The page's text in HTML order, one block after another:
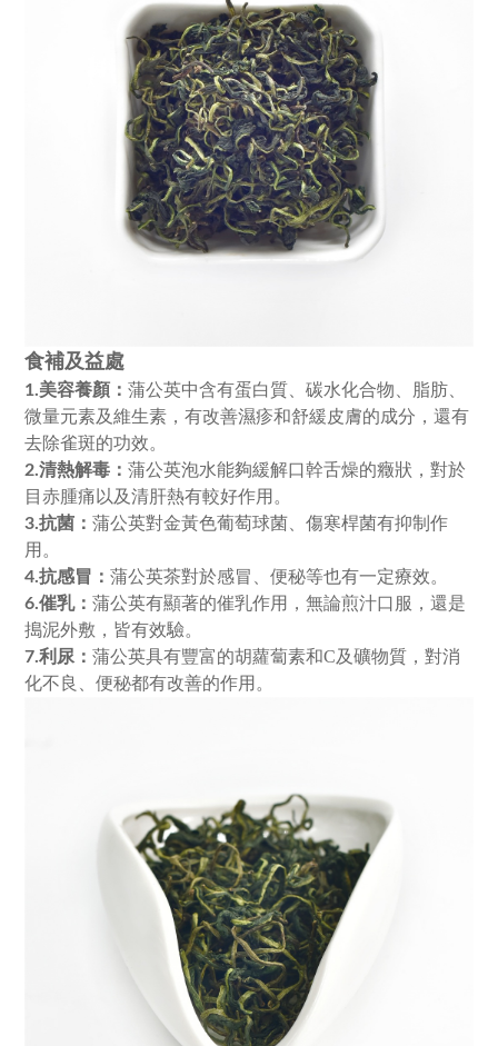
食補及益處
1.美容養顏： 蒲公英中含有蛋白質、碳水化合物、脂肪、
微量元素及維生素，有改善濕疹和舒緩皮膚的成分，還有
去除雀斑的功效。
2.清熱解毒： 蒲公英泡水能夠緩解口幹舌燥的癥狀，對於
目赤腫痛以及清肝熱有較好作用。
3.抗菌： 蒲公英對金黃色葡萄球菌、傷寒桿菌有抑制作
用。
4.抗感冒： 蒲公英茶對於感冒、便秘等也有一定療效。
6.催乳： 蒲公英有顯著的催乳作用，無論煎汁口服，還是
搗泥外敷，皆有效驗。
7.利尿： 蒲公英具有豐富的胡蘿蔔素和C及礦物質，對消
化不良、便秘都有改善的作用。